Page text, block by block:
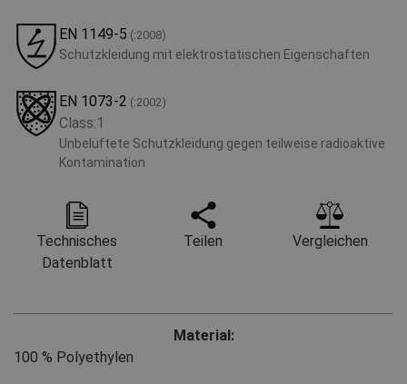
EN 1149-5 (:2008)
Schutzkleidung mit elektrostatischen Eigenschaften
EN 1073-2 (:2002)
Class:1
Unbelüftete Schutzkleidung gegen teilweise radioaktive
Kontamination
Technisches
Datenblatt
Teilen Vergleichen
Material:
100 % Polyethylen